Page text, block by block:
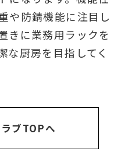
や防錆機能に注目し
きに業務用ラックを
な厨房を目指してく
ブTOPへ